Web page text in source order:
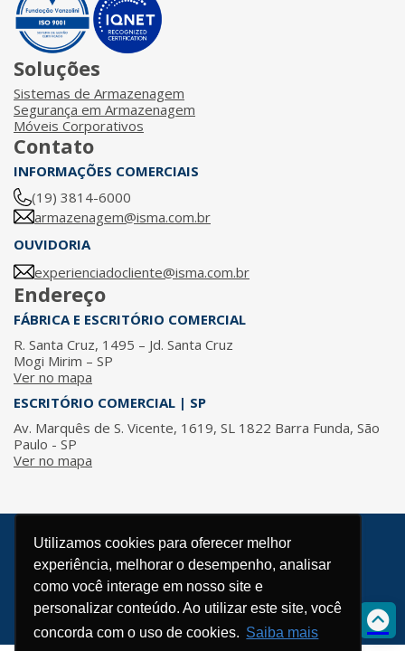
Utilizamos cookies para oferecer melhor
experiência, melhorar o desempenho, analisar
como você interage em nosso site e
personalizar conteúdo. Ao utilizar este site, você
concorda com o uso de cookies. Saiba mais
Soluções
Sistemas de Armazenagem
Segurança em Armazenagem
Móveis Corporativos
Contato
INFORMAÇÕES COMERCIAIS
(19) 3814-6000
armazenagem@isma.com.br
OUVIDORIA
experienciadocliente@isma.com.br
Endereço
FÁBRICA E ESCRITÓRIO COMERCIAL
R. Santa Cruz, 1495 – Jd. Santa Cruz
Mogi Mirim – SP
Ver no mapa
ESCRITÓRIO COMERCIAL | SP
Av. Marquês de S. Vicente, 1619, SL 1822 Barra Funda, São
Paulo - SP
Ver no mapa
© 2026 / ISMA - Todos os direitos reservados.
Política de Privacidade
Desenvolvido por